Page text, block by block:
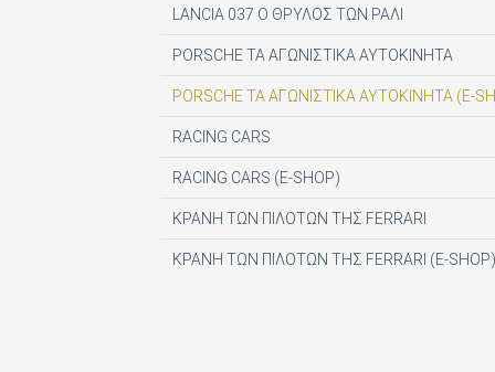
EK ARCHITECTURAL PUBLICATIONS LTD
EMSE EDAPP
ETHOS MEDIA Α.Ε
EXPANSION CONSULTING SOLUTIONS ΕΠΕ
FINANCIAL MARTKETS VOICE AEE
FORWARD MEDIA ΙΚΕ
FULL MEDIA Ε Ε
LANCIA 037 Ο ΘΡΥΛΟΣ ΤΩΝ ΡΑΛΙ
PORSCHE ΤΑ ΑΓΩΝΙΣΤΙΚΑ ΑΥΤΟΚΙΝΗΤΑ
PORSCHE ΤΑ ΑΓΩΝΙΣΤΙΚΑ ΑΥΤΟΚΙΝΗΤΑ (E-
RACING CARS
RACING CARS (E-SHOP)
ΚΡΑΝΗ ΤΩΝ ΠΙΛΟΤΩΝ ΤΗΣ FERRARI
ΚΡΑΝΗ ΤΩΝ ΠΙΛΟΤΩΝ ΤΗΣ FERRARI (E-SHOP)